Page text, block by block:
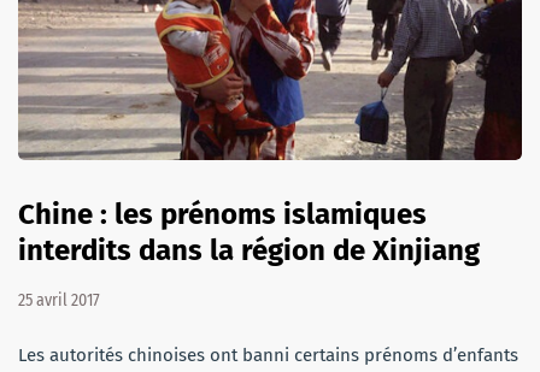
Chine : les prénoms islamiques
interdits dans la région de Xinjiang
25 avril 2017
Les autorités chinoises ont banni certains prénoms d’enfants